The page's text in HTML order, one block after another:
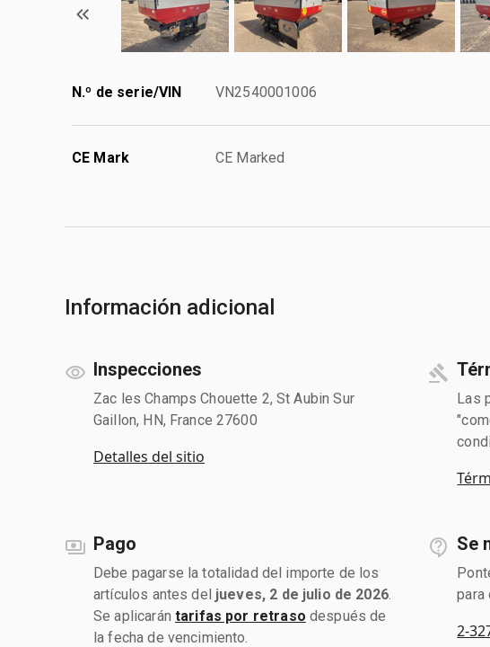
N.º de serie/VIN VN2540001006
CE Mark CE Marked
Información adicional
Inspecciones
Zac les Champs Chouette 2, St Aubin Sur
Gaillon, HN, France 27600
Detalles del sitio
Las
Pago
Debe pagarse la totalidad del importe de los
artículos antes del jueves, 2 de julio de 2026.
Se aplicarán tarifas por retraso después de
la fecha de vencimiento.
Se
para
2-